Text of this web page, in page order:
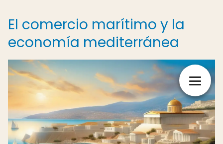
El comercio marítimo y la
economía mediterránea